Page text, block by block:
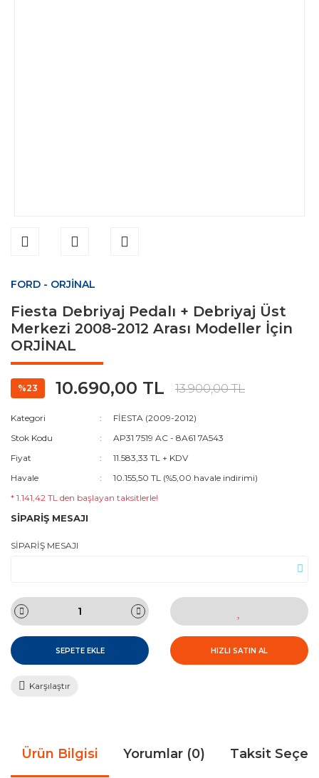
FORD - ORJİNAL
Fiesta Debriyaj Pedalı + Debriyaj Üst
Merkezi 2008-2012 Arası Modeller İçin
ORJİNAL
%23 10.690,00 TL 13.900,00 TL
Kategori
FİESTA (2009-2012)
Stok Kodu
AP31 7519 AC - 8A61 7A543
Fiyat
11.583,33 TL + KDV
Havale
10.155,50 TL (%5,00 havale indirimi)
* 1.141,42 TL den başlayan taksitlerle!
SİPARİŞ MESAJI
SİPARİŞ MESAJI
SEPETE EKLE HIZLI SATIN AL
Karşılaştır
Ürün Bilgisi Yorumlar (0) Taksit